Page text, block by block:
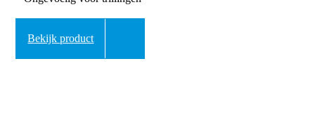
Bekijk product